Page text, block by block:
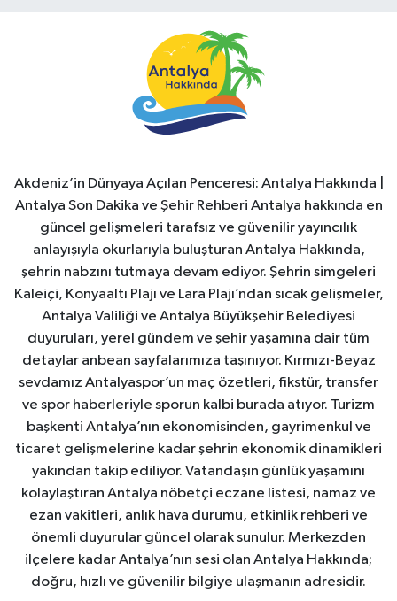
Akdeniz’in Dünyaya Açılan Penceresi: Antalya Hakkında |
Antalya Son Dakika ve Şehir Rehberi Antalya hakkında en
güncel gelişmeleri tarafsız ve güvenilir yayıncılık
anlayışıyla okurlarıyla buluşturan Antalya Hakkında,
şehrin nabzını tutmaya devam ediyor. Şehrin simgeleri
Kaleiçi, Konyaaltı Plajı ve Lara Plajı’ndan sıcak gelişmeler,
Antalya Valiliği ve Antalya Büyükşehir Belediyesi
duyuruları, yerel gündem ve şehir yaşamına dair tüm
detaylar anbean sayfalarımıza taşınıyor. Kırmızı-Beyaz
sevdamız Antalyaspor’un maç özetleri, fikstür, transfer
ve spor haberleriyle sporun kalbi burada atıyor. Turizm
başkenti Antalya’nın ekonomisinden, gayrimenkul ve
ticaret gelişmelerine kadar şehrin ekonomik dinamikleri
yakından takip ediliyor. Vatandaşın günlük yaşamını
kolaylaştıran Antalya nöbetçi eczane listesi, namaz ve
ezan vakitleri, anlık hava durumu, etkinlik rehberi ve
önemli duyurular güncel olarak sunulur. Merkezden
ilçelere kadar Antalya’nın sesi olan Antalya Hakkında;
doğru, hızlı ve güvenilir bilgiye ulaşmanın adresidir.